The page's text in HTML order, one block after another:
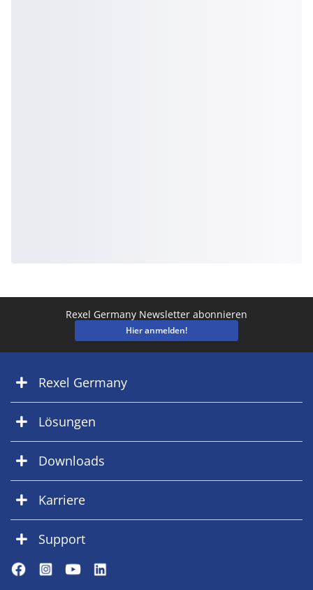
Rexel Germany Newsletter abonnieren
Hier anmelden!
Rexel Germany
Lösungen
Downloads
Karriere
Support